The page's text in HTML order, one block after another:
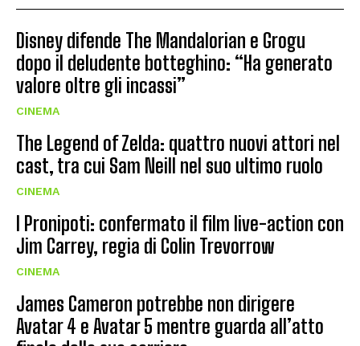
Disney difende The Mandalorian e Grogu
dopo il deludente botteghino: “Ha generato
valore oltre gli incassi”
CINEMA
The Legend of Zelda: quattro nuovi attori nel
cast, tra cui Sam Neill nel suo ultimo ruolo
CINEMA
I Pronipoti: confermato il film live-action con
Jim Carrey, regia di Colin Trevorrow
CINEMA
James Cameron potrebbe non dirigere
Avatar 4 e Avatar 5 mentre guarda all’atto